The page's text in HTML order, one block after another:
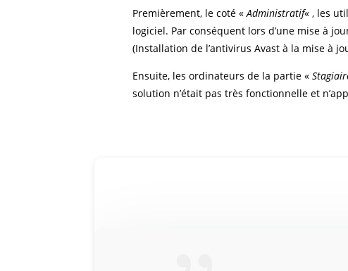
Premièrement, le coté «Administratif« , les
logiciel. Par conséquent lors d’une mise à
(Installation de l’antivirus Avast à la mise à
Ensuite, les ordinateurs de la partie «
solution n’était pas très fonctionnelle et